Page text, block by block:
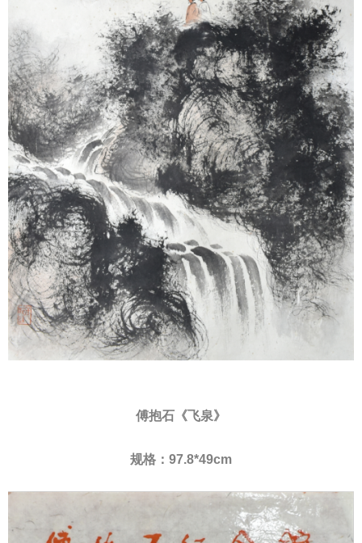
傅抱石《飞泉》
规格：97.8*49cm